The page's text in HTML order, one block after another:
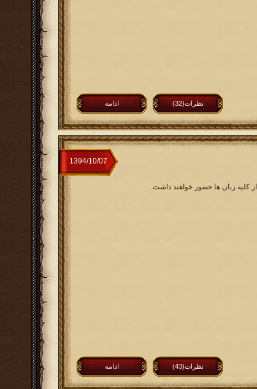
ادامه نظرات(32)
کلیه زبان ها حضور خواهند داشت.
ادامه نظرات(43)